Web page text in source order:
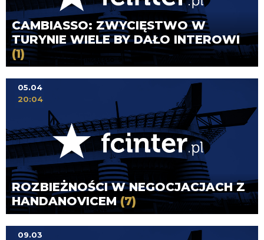
CAMBIASSO: ZWYCIĘSTWO W
TURYNIE WIELE BY DAŁO INTEROWI
(1)
ROZBIEŻNOŚCI W NEGOCJACJACH Z
HANDANOVICEM(7)
05.04
20:04
09.03